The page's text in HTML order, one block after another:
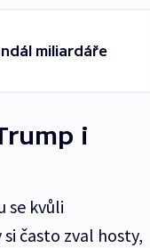
miliardáře
i
se kvůli
často zval hosty,